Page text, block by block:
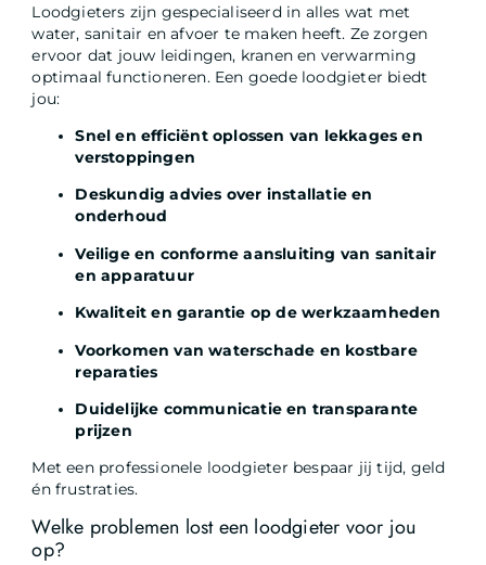
Loodgieters zijn gespecialiseerd in alles wat met
water, sanitair en afvoer te maken heeft. Ze zorgen
ervoor dat jouw leidingen, kranen en verwarming
optimaal functioneren. Een goede loodgieter biedt
jou:
Snel en efficiënt oplossen van lekkages en
verstoppingen
Deskundig advies over installatie en
onderhoud
Veilige en conforme aansluiting van sanitair
en apparatuur
Kwaliteit en garantie op de werkzaamheden
Voorkomen van waterschade en kostbare
reparaties
Duidelijke communicatie en transparante
prijzen
Met een professionele loodgieter bespaar jij tijd, geld
én frustraties.
Welke problemen lost een loodgieter voor jou
op?